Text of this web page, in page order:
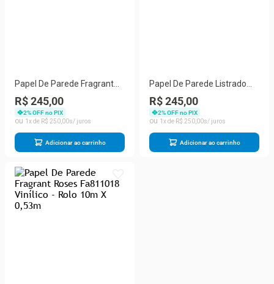
Papel De Parede Fragrant
Roses Fa811004 Vinílico -
Rolo 10m X 0,53m
R$ 245,00
2% OFF no PIX
1
R$ 250 00
Adicionar ao carrinho
Papel De Parede Listrado
Classic Stripes Ct889058
Vinílico - Rolo 10m X 0,53m
R$ 245,00
2% OFF no PIX
1
R$ 250 00
Adicionar ao carrinho